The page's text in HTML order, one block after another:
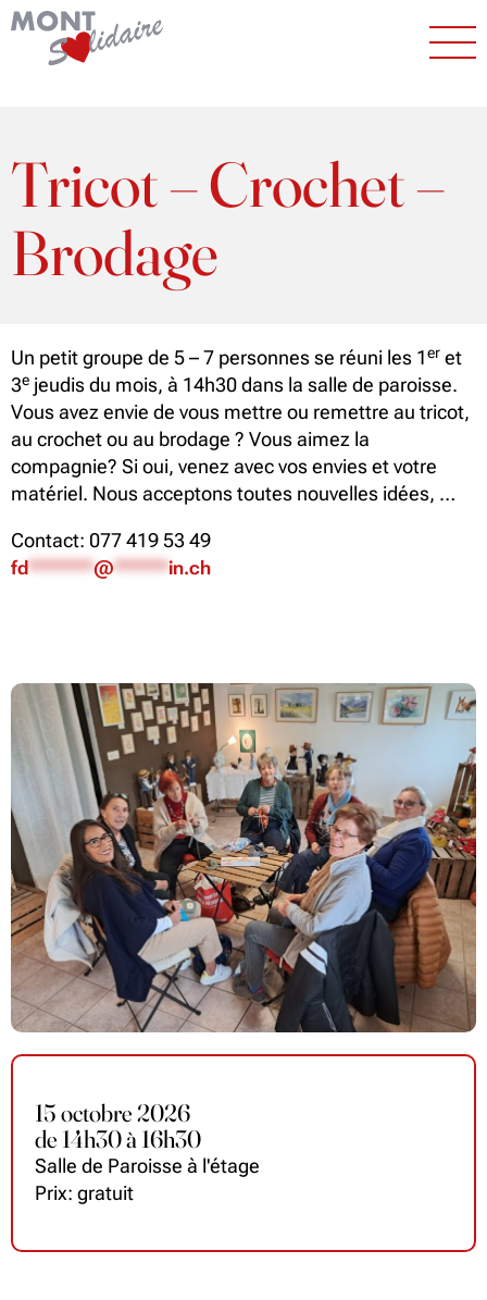
Tricot – Crochet –
Brodage
Un petit groupe de 5 – 7 personnes se réuni les 1er et
3e jeudis du mois, à 14h30 dans la salle de paroisse.
Vous avez envie de vous mettre ou remettre au tricot,
au crochet ou au brodage ? Vous aimez la
compagnie? Si oui, venez avec vos envies et votre
matériel. Nous acceptons toutes nouvelles idées, …
Contact: 077 419 53 49
fd******@*****in.ch
15 octobre 2026
de 14h30 à 16h30
Salle de Paroisse à l'étage
Prix: gratuit